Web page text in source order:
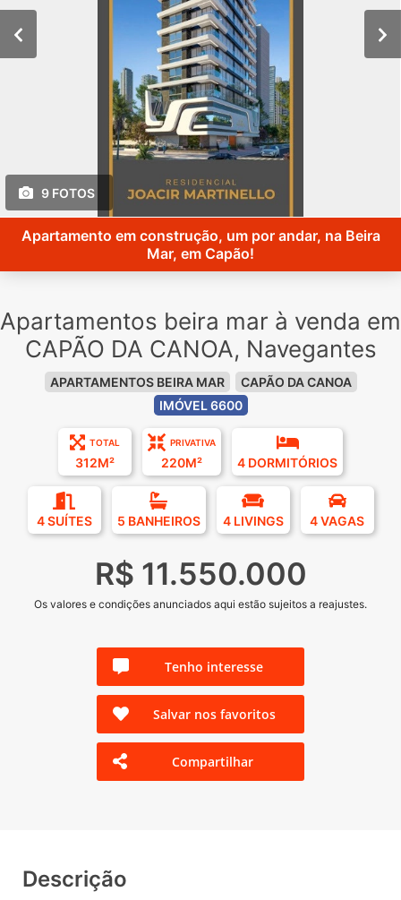
9 FOTOS
Apartamento em construção, um por andar, na Beira
Mar, em Capão!
Apartamentos beira mar à venda em
CAPÃO DA CANOA, Navegantes
APARTAMENTOS BEIRA MAR
CAPÃO DA CANOA
IMÓVEL 6600
TOTAL
312M²
PRIVATIVA
220M² 4 DORMITÓRIOS
4 SUÍTES 5 BANHEIROS 4 LIVINGS 4 VAGAS
R$ 11.550.000
Os valores e condições anunciados aqui estão sujeitos a reajustes.
Tenho interesse
Salvar nos favoritos
Compartilhar
Descrição